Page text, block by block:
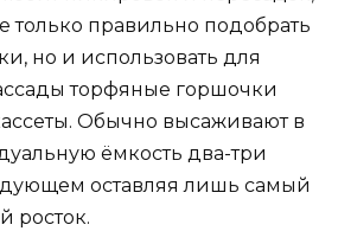
только правильно подобрать
но и использовать для
торфяные горшочки
Обычно высаживают в
ёмкость два-три
оставляя лишь самый
росток.